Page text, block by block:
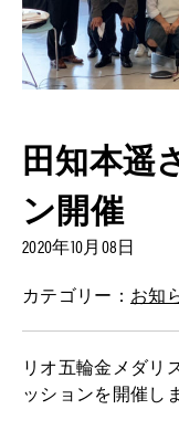
田知本遥
ン開催
2020年10月08日
カテゴリー： お知
リオ五輪金メダリ
ッションを開催し